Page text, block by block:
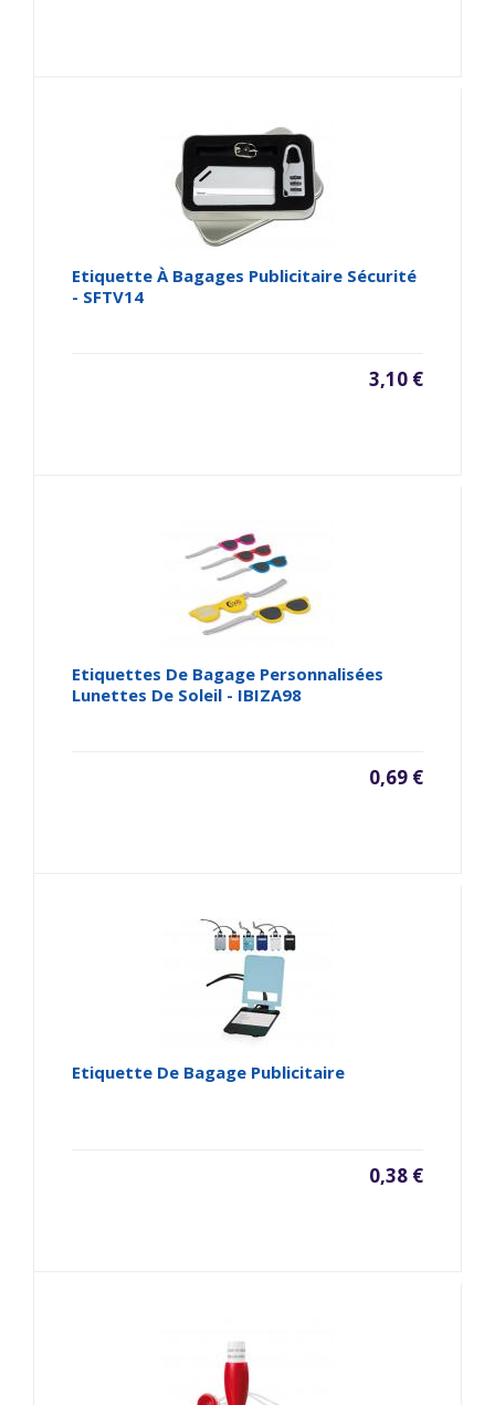
Etiquette À Bagages Publicitaire Sécurité
- SFTV14
3,10 €
Etiquettes De Bagage Personnalisées
Lunettes De Soleil - IBIZA98
0,69 €
Etiquette De Bagage Publicitaire
0,38 €